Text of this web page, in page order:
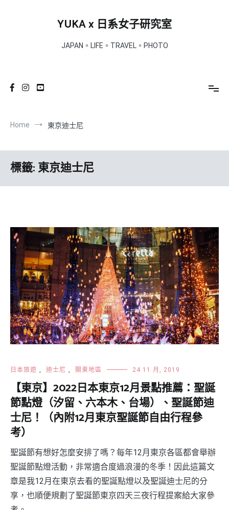
YUKA x 日系女子研究室
JAPAN。LIFE。TRAVEL。PHOTO
Home 東京迪士尼
標籤:東京迪士尼
日本旅遊 , 迪士尼 , 關東地區 24 11 月, 2019
【東京】2022日本東京12月景點推薦：聖誕
節點燈（汐留、六本木、台場）、聖誕節迪
士尼！（內附12月東京聖誕節自由行程參
考）
聖誕節有想好怎麼安排了嗎？每年12月東京各區都會舉辦
聖誕節點燈活動，非常適合度過浪漫的冬季！因此這篇文
章是我12月在東京去看的聖誕點燈以及聖誕迪士尼的分
享，也順便規劃了聖誕節東京四天三夜行程提案給大家參